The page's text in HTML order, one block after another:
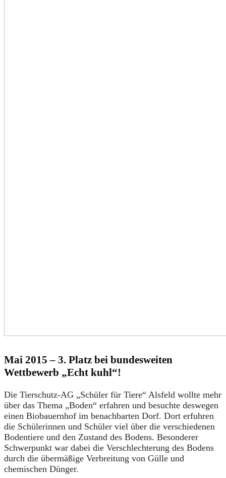
Mai 2015 – 3. Platz bei bundesweiten
Wettbewerb „Echt kuhl“!
Die Tierschutz-AG „Schüler für Tiere“ Alsfeld wollte mehr
über das Thema „Boden“ erfahren und besuchte deswegen
einen Biobauernhof im benachbarten Dorf. Dort erfuhren
die Schülerinnen und Schüler viel über die verschiedenen
Bodentiere und den Zustand des Bodens. Besonderer
Schwerpunkt war dabei die Verschlechterung des Bodens
durch die übermäßige Verbreitung von Gülle und
chemischen Dünger.